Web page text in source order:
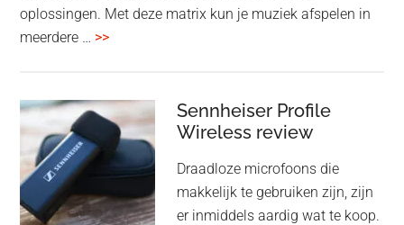
oplossingen. Met deze matrix kun je muziek afspelen in
meerdere … >>overMcIntosh
audiomatrix
voor
high-
end
multiroom
Sennheiser Profile
Wireless review
Draadloze microfoons die
makkelijk te gebruiken zijn, zijn
er inmiddels aardig wat te koop.